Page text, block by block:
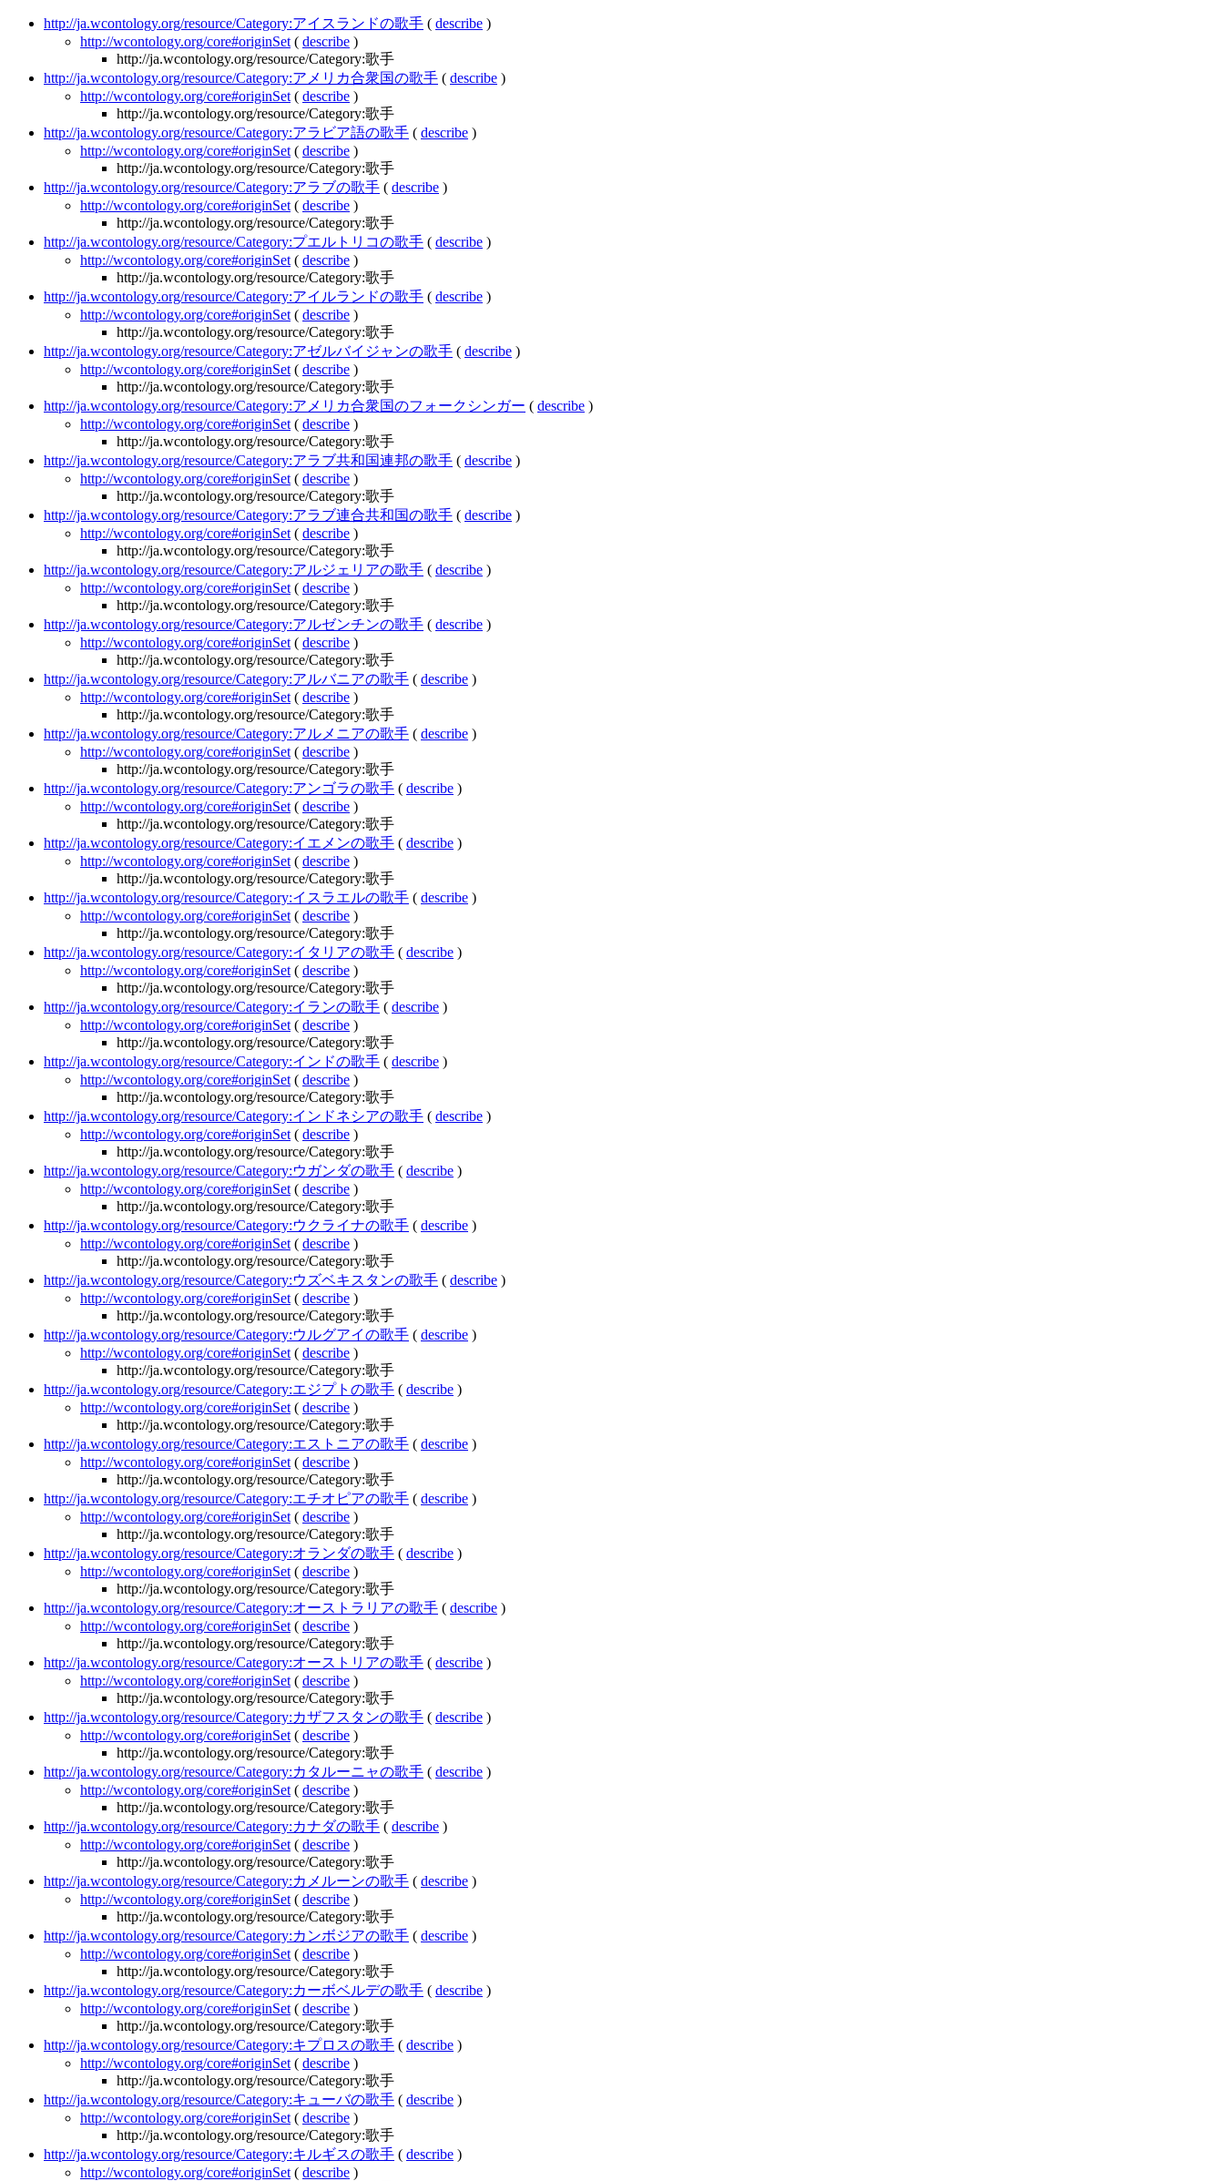
http://ja.wcontology.org/resource/Category:アイスランドの歌手 ( describe )
http://wcontology.org/core#originSet ( describe )
http://ja.wcontology.org/resource/Category:歌手
http://ja.wcontology.org/resource/Category:アメリカ合衆国の歌手 ( describe )
http://wcontology.org/core#originSet ( describe )
http://ja.wcontology.org/resource/Category:歌手
http://ja.wcontology.org/resource/Category:アラビア語の歌手 ( describe )
http://wcontology.org/core#originSet ( describe )
http://ja.wcontology.org/resource/Category:歌手
http://ja.wcontology.org/resource/Category:アラブの歌手 ( describe )
http://wcontology.org/core#originSet ( describe )
http://ja.wcontology.org/resource/Category:歌手
http://ja.wcontology.org/resource/Category:プエルトリコの歌手 ( describe )
http://wcontology.org/core#originSet ( describe )
http://ja.wcontology.org/resource/Category:歌手
http://ja.wcontology.org/resource/Category:アイルランドの歌手 ( describe )
http://wcontology.org/core#originSet ( describe )
http://ja.wcontology.org/resource/Category:歌手
http://ja.wcontology.org/resource/Category:アゼルバイジャンの歌手 ( describe )
http://wcontology.org/core#originSet ( describe )
http://ja.wcontology.org/resource/Category:歌手
http://ja.wcontology.org/resource/Category:アメリカ合衆国のフォークシンガー ( describe )
http://wcontology.org/core#originSet ( describe )
http://ja.wcontology.org/resource/Category:歌手
http://ja.wcontology.org/resource/Category:アラブ共和国連邦の歌手 ( describe )
http://wcontology.org/core#originSet ( describe )
http://ja.wcontology.org/resource/Category:歌手
http://ja.wcontology.org/resource/Category:アラブ連合共和国の歌手 ( describe )
http://wcontology.org/core#originSet ( describe )
http://ja.wcontology.org/resource/Category:歌手
http://ja.wcontology.org/resource/Category:アルジェリアの歌手 ( describe )
http://wcontology.org/core#originSet ( describe )
http://ja.wcontology.org/resource/Category:歌手
http://ja.wcontology.org/resource/Category:アルゼンチンの歌手 ( describe )
http://wcontology.org/core#originSet ( describe )
http://ja.wcontology.org/resource/Category:歌手
http://ja.wcontology.org/resource/Category:アルバニアの歌手 ( describe )
http://wcontology.org/core#originSet ( describe )
http://ja.wcontology.org/resource/Category:歌手
http://ja.wcontology.org/resource/Category:アルメニアの歌手 ( describe )
http://wcontology.org/core#originSet ( describe )
http://ja.wcontology.org/resource/Category:歌手
http://ja.wcontology.org/resource/Category:アンゴラの歌手 ( describe )
http://wcontology.org/core#originSet ( describe )
http://ja.wcontology.org/resource/Category:歌手
http://ja.wcontology.org/resource/Category:イエメンの歌手 ( describe )
http://wcontology.org/core#originSet ( describe )
http://ja.wcontology.org/resource/Category:歌手
http://ja.wcontology.org/resource/Category:イスラエルの歌手 ( describe )
http://wcontology.org/core#originSet ( describe )
http://ja.wcontology.org/resource/Category:歌手
http://ja.wcontology.org/resource/Category:イタリアの歌手 ( describe )
http://wcontology.org/core#originSet ( describe )
http://ja.wcontology.org/resource/Category:歌手
http://ja.wcontology.org/resource/Category:イランの歌手 ( describe )
http://wcontology.org/core#originSet ( describe )
http://ja.wcontology.org/resource/Category:歌手
http://ja.wcontology.org/resource/Category:インドの歌手 ( describe )
http://wcontology.org/core#originSet ( describe )
http://ja.wcontology.org/resource/Category:歌手
http://ja.wcontology.org/resource/Category:インドネシアの歌手 ( describe )
http://wcontology.org/core#originSet ( describe )
http://ja.wcontology.org/resource/Category:歌手
http://ja.wcontology.org/resource/Category:ウガンダの歌手 ( describe )
http://wcontology.org/core#originSet ( describe )
http://ja.wcontology.org/resource/Category:歌手
http://ja.wcontology.org/resource/Category:ウクライナの歌手 ( describe )
http://wcontology.org/core#originSet ( describe )
http://ja.wcontology.org/resource/Category:歌手
http://ja.wcontology.org/resource/Category:ウズベキスタンの歌手 ( describe )
http://wcontology.org/core#originSet ( describe )
http://ja.wcontology.org/resource/Category:歌手
http://ja.wcontology.org/resource/Category:ウルグアイの歌手 ( describe )
http://wcontology.org/core#originSet ( describe )
http://ja.wcontology.org/resource/Category:歌手
http://ja.wcontology.org/resource/Category:エジプトの歌手 ( describe )
http://wcontology.org/core#originSet ( describe )
http://ja.wcontology.org/resource/Category:歌手
http://ja.wcontology.org/resource/Category:エストニアの歌手 ( describe )
http://wcontology.org/core#originSet ( describe )
http://ja.wcontology.org/resource/Category:歌手
http://ja.wcontology.org/resource/Category:エチオピアの歌手 ( describe )
http://wcontology.org/core#originSet ( describe )
http://ja.wcontology.org/resource/Category:歌手
http://ja.wcontology.org/resource/Category:オランダの歌手 ( describe )
http://wcontology.org/core#originSet ( describe )
http://ja.wcontology.org/resource/Category:歌手
http://ja.wcontology.org/resource/Category:オーストラリアの歌手 ( describe )
http://wcontology.org/core#originSet ( describe )
http://ja.wcontology.org/resource/Category:歌手
http://ja.wcontology.org/resource/Category:オーストリアの歌手 ( describe )
http://wcontology.org/core#originSet ( describe )
http://ja.wcontology.org/resource/Category:歌手
http://ja.wcontology.org/resource/Category:カザフスタンの歌手 ( describe )
http://wcontology.org/core#originSet ( describe )
http://ja.wcontology.org/resource/Category:歌手
http://ja.wcontology.org/resource/Category:カタルーニャの歌手 ( describe )
http://wcontology.org/core#originSet ( describe )
http://ja.wcontology.org/resource/Category:歌手
http://ja.wcontology.org/resource/Category:カナダの歌手 ( describe )
http://wcontology.org/core#originSet ( describe )
http://ja.wcontology.org/resource/Category:歌手
http://ja.wcontology.org/resource/Category:カメルーンの歌手 ( describe )
http://wcontology.org/core#originSet ( describe )
http://ja.wcontology.org/resource/Category:歌手
http://ja.wcontology.org/resource/Category:カンボジアの歌手 ( describe )
http://wcontology.org/core#originSet ( describe )
http://ja.wcontology.org/resource/Category:歌手
http://ja.wcontology.org/resource/Category:カーボベルデの歌手 ( describe )
http://wcontology.org/core#originSet ( describe )
http://ja.wcontology.org/resource/Category:歌手
http://ja.wcontology.org/resource/Category:キプロスの歌手 ( describe )
http://wcontology.org/core#originSet ( describe )
http://ja.wcontology.org/resource/Category:歌手
http://ja.wcontology.org/resource/Category:キューバの歌手 ( describe )
http://wcontology.org/core#originSet ( describe )
http://ja.wcontology.org/resource/Category:歌手
http://ja.wcontology.org/resource/Category:キルギスの歌手 ( describe )
http://wcontology.org/core#originSet ( describe )